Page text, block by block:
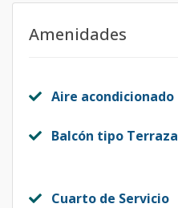
Amenidades
Aire acondicionado
Balcón tipo Terraza
Cuarto de Servicio